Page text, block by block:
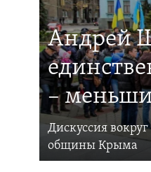
Андрей
–
Дискуссия
общины Крыма